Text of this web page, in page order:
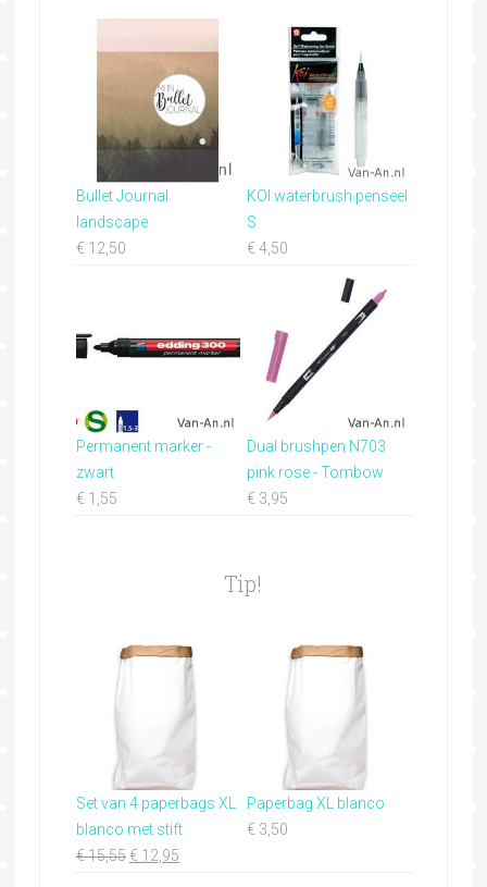
Bullet Journal
landscape
€12,50
KOI waterbrush penseel
S
€4,50
Permanent marker -
zwart
€1,55
Dual brushpen N703
pink rose - Tombow
€ 3,95
Tip!
Set van 4 paperbags XL
blanco met stift
€15,55 €12,95
Paperbag XL blanco
€ 3,50